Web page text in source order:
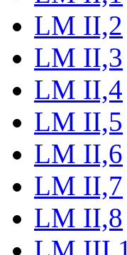
LM II,2
LM II,3
LM II,4
LM II,5
LM II,6
LM II,7
LM II,8